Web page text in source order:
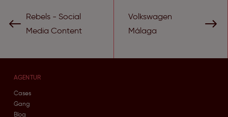
Rebels - Social
Media Content
Volkswagen
Málaga
AGENTUR
Cases
Gang
Blog